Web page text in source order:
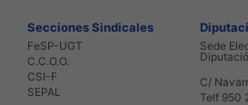
Secciones Sindicales
FeSP-UGT
C.C.O.O.
CSI-F
SEPAL
Sede
C/
Telf 950